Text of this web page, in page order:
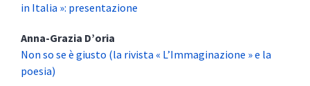
in Italia »: presentazione
Anna-Grazia D’oria
Non so se è giusto (la rivista « L’Immaginazione » e la
poesia)